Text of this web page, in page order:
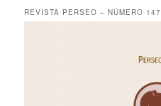
REVISTA PERSEO – NÚMERO 147